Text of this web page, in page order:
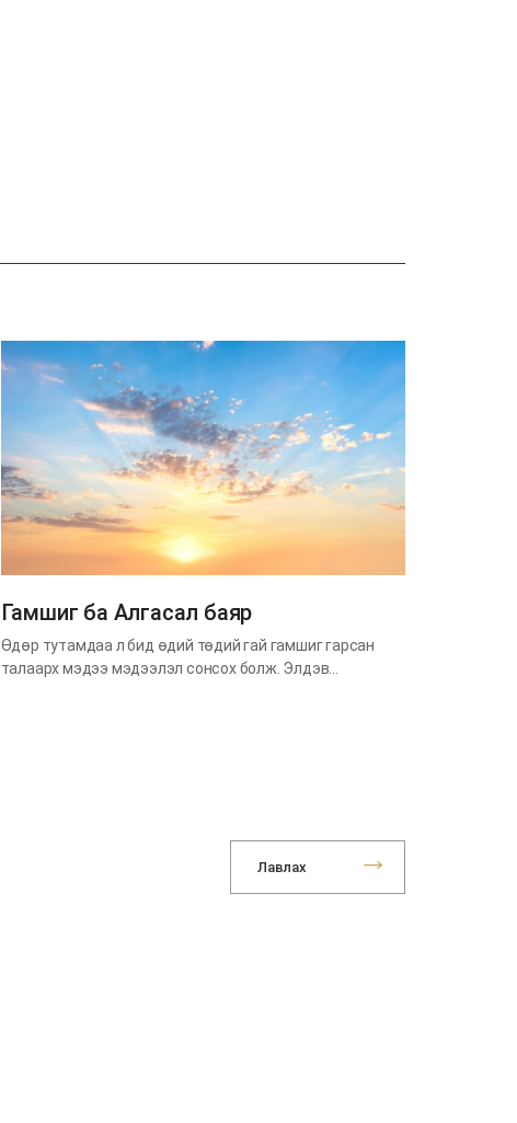
Гамшиг ба Алгасал баяр
Өдөр тутамдаа л бид өдий төдий гай гамшиг гарсан
талаарх мэдээ мэдээлэл сонсох болж. Элдэв…
Лавлах